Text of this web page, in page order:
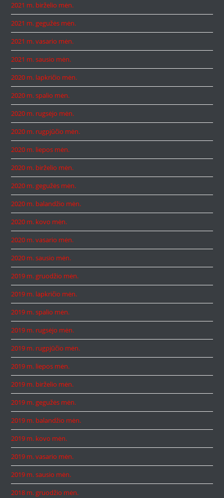
2021 m. birželio mėn.
2021 m. gegužės mėn.
2021 m. vasario mėn.
2021 m. sausio mėn.
2020 m. lapkričio mėn.
2020 m. spalio mėn.
2020 m. rugsėjo mėn.
2020 m. rugpjūčio mėn.
2020 m. liepos mėn.
2020 m. birželio mėn.
2020 m. gegužės mėn.
2020 m. balandžio mėn.
2020 m. kovo mėn.
2020 m. vasario mėn.
2020 m. sausio mėn.
2019 m. gruodžio mėn.
2019 m. lapkričio mėn.
2019 m. spalio mėn.
2019 m. rugsėjo mėn.
2019 m. rugpjūčio mėn.
2019 m. liepos mėn.
2019 m. birželio mėn.
2019 m. gegužės mėn.
2019 m. balandžio mėn.
2019 m. kovo mėn.
2019 m. vasario mėn.
2019 m. sausio mėn.
2018 m. gruodžio mėn.